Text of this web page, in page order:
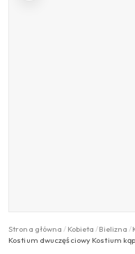
Strona główna / Kobieta /Bielizna /
Kostium dwuczęściowy Kostium